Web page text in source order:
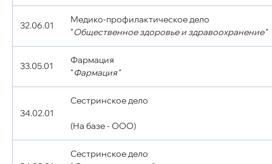
32.06.01
Медико-профилактическое дело
"Общественное здоровье и здравоохранение"
33.05.01
Фармация
"Фармация"
34.02.01
Сестринское дело
(На базе - ООО)
Сестринское дело